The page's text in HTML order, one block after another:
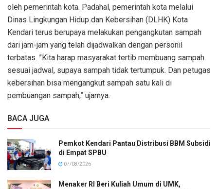
oleh pemerintah kota. Padahal, pemerintah kota melalui
Dinas Lingkungan Hidup dan Kebersihan (DLHK) Kota
Kendari terus berupaya melakukan pengangkutan sampah
dari jam-jam yang telah dijadwalkan dengan personil
terbatas. ”Kita harap masyarakat tertib membuang sampah
sesuai jadwal, supaya sampah tidak tertumpuk. Dan petugas
kebersihan bisa mengangkut sampah satu kali di
pembuangan sampah,” ujarnya.
BACA JUGA
Pemkot Kendari Pantau Distribusi BBM Subsidi
di Empat SPBU
07/08/2026
Menaker RI Beri Kuliah Umum di UMK,